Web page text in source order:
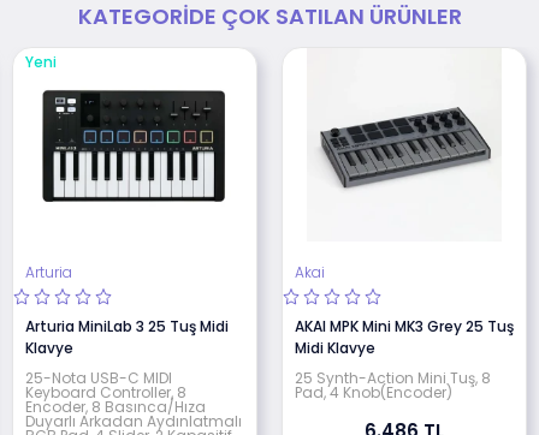
KATEGORIDE ÇOK SATILAN ÜRÜNLER
Yeni
Arturia
Arturia MiniLab 3 25 Tuş Midi
Klavye
25-Nota USB-C MIDI
Keyboard Controller, 8
Encoder, 8 Basınca/Hıza
Duyarlı Arkadan Aydınlatmalı
Akai
AKAI MPK Mini MK3 Grey 25 Tuş
Midi Klavye
25 Synth-Action Mini Tuş, 8
Pad, 4 Knob(Encoder)